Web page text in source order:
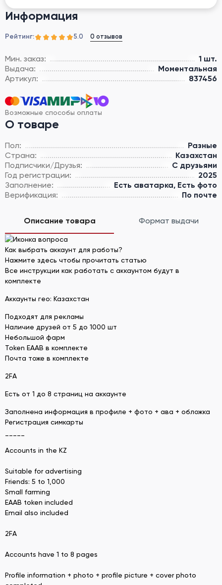
Информация
Рейтинг: 5.0 0 отзывов
Мин. заказ:
1 шт.
Выдача:
Моментальная
Артикул:
837456
Возможные способы оплаты
О товаре
Пол:
Разные
Страна:
Казахстан
Подписчики/Друзья:
С друзьями
Год регистрации:
2025
Заполнение:
Есть аватарка, Есть фото
Верификация:
По почте
Описание товара Формат выдачи
Как выбрать аккаунт для работы?
Нажмите здесь чтобы прочитать статью
Все инструкции как работать с аккаунтом будут в
комплекте
Аккаунты гео: Казахстан
Подходят для рекламы
Наличие друзей от 5 до 1000 шт
Небольшой фарм
Token EAAB в комплекте
Почта тоже в комплекте
2FA
Есть от 1 до 8 страниц на аккаунте
Заполнена информация в профиле + фото + ава + обложка
Регистрация симкарты
Accounts in the KZ
Suitable for advertising
Friends: 5 to 1,000
Small farming
EAAB token included
Email also included
2FA
Accounts have 1 to 8 pages
Profile information + photo + profile picture + cover photo